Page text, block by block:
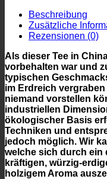
Beschreibung
Zusätzliche
Rezensionen (0)
Als dieser Tee in
vorbehalten war und
typischen
im Erdreich
niemand vorstellen
industriellen
ökologischer Basis
Techniken und
jedoch möglich. Wir
welche sich durch ein
kräftigen, würzig-
holzigem Aroma